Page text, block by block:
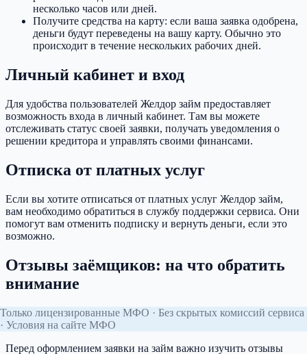
несколько часов или дней.
Получите средства на карту: если ваша заявка одобрена,
деньги будут переведены на вашу карту. Обычно это
происходит в течение нескольких рабочих дней.
Личный кабинет и вход
Для удобства пользователей Желдор займ предоставляет
возможность входа в личный кабинет. Там вы можете
отслеживать статус своей заявки, получать уведомления о
решении кредитора и управлять своими финансами.
Отписка от платных услуг
Если вы хотите отписаться от платных услуг Желдор займ,
вам необходимо обратиться в службу поддержки сервиса. Они
помогут вам отменить подписку и вернуть деньги, если это
возможно.
Отзывы заёмщиков: на что обратить
внимание
Только лицензированные МФО · Без скрытых комиссий сервиса
· Условия на сайте МФО
Перед оформлением заявки на займ важно изучить отзывы